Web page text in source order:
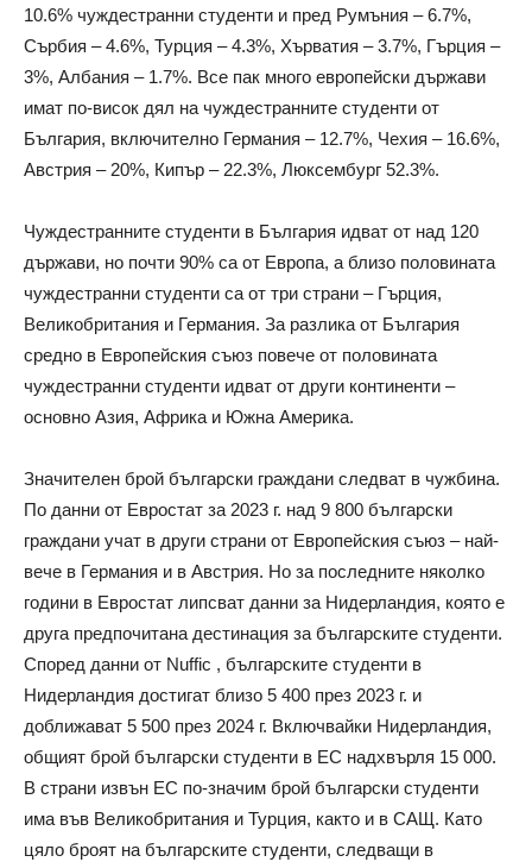
10.6% чуждестранни студенти и пред Румъния – 6.7%,
Сърбия – 4.6%, Турция – 4.3%, Хърватия – 3.7%, Гърция –
3%, Албания – 1.7%. Все пак много европейски държави
имат по-висок дял на чуждестранните студенти от
България, включително Германия – 12.7%, Чехия – 16.6%,
Австрия – 20%, Кипър – 22.3%, Люксембург 52.3%.
Чуждестранните студенти в България идват от над 120
държави, но почти 90% са от Европа, а близо половината
чуждестранни студенти са от три страни – Гърция,
Великобритания и Германия. За разлика от България
средно в Европейския съюз повече от половината
чуждестранни студенти идват от други континенти –
основно Азия, Африка и Южна Америка.
Значителен брой български граждани следват в чужбина.
По данни от Евростат за 2023 г. над 9 800 български
граждани учат в други страни от Европейския съюз – най-
вече в Германия и в Австрия. Но за последните няколко
години в Евростат липсват данни за Нидерландия, която е
друга предпочитана дестинация за българските студенти.
Според данни от Nuffic , българските студенти в
Нидерландия достигат близо 5 400 през 2023 г. и
доближават 5 500 през 2024 г. Включвайки Нидерландия,
общият брой български студенти в ЕС надхвърля 15 000.
В страни извън ЕС по-значим брой български студенти
има във Великобритания и Турция, както и в САЩ. Като
цяло броят на българските студенти, следващи в